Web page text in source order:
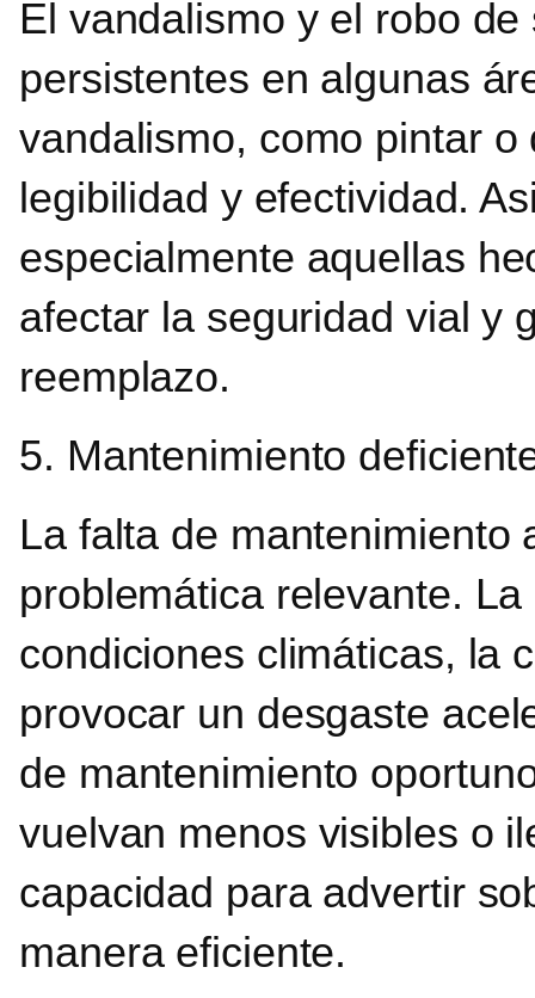
El vandalismo y el robo
persistentes en algunas
vandalismo, como pintar
legibilidad y efectividad.
especialmente aquellas
afectar la seguridad vial y
reemplazo.
5. Mantenimiento
La falta de mantenimiento
problemática relevante.
condiciones climáticas, la
provocar un desgaste
de mantenimiento
vuelvan menos visibles o
capacidad para advertir
manera eficiente.